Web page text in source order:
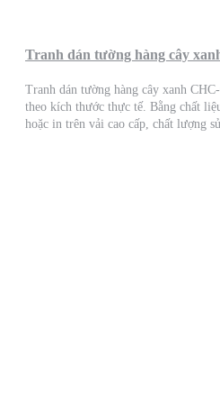
Tranh dán tường hàng cây
Tranh dán tường hàng cây xanh
theo kích thước thực tế. Bằng chất
hoặc in trên vải cao cấp, chất lượng